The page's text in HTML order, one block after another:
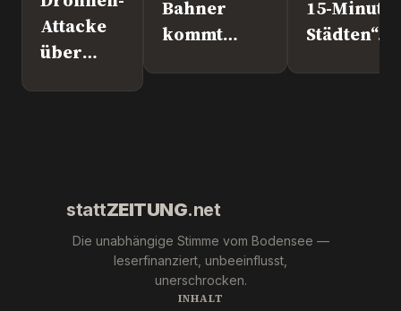
Attacke
über
Bahner
kommt
15-
Städten“.
stattZEITUNG.net
Die unabhängige Stimme vom Bodensee —
leserfinanziert, unbeeinflusst,
unerschrocken.
INHALT